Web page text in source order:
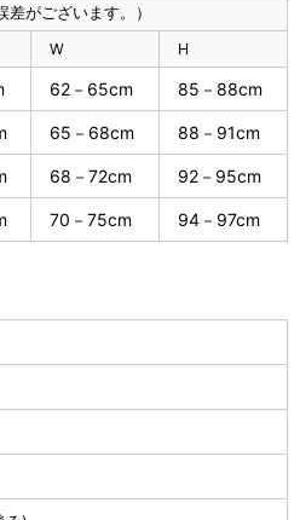
がございます。）
W H
62－65cm 85－88cm
65－68cm 88－91cm
68－72cm 92－95cm
70－75cm 94－97cm